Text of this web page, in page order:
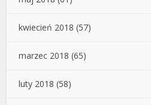
kwiecień 2018 (57)
marzec 2018 (65)
luty 2018 (58)